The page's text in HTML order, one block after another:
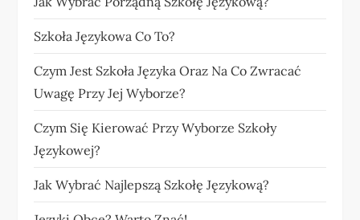
Szkoła Językowa Co To?
Czym Jest Szkoła Języka Oraz Na Co Zwracać
Uwagę Przy Jej Wyborze?
Czym Się Kierować Przy Wyborze Szkoły
Językowej?
Jak Wybrać Najlepszą Szkołę Językową?